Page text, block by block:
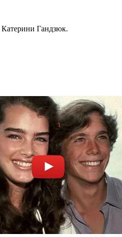
Катерини Гандзюк.